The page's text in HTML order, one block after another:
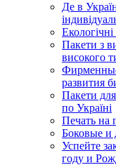
Де в
Пакети з
високого
развития
Пакети
по Україні
Печать на
Боковые и
Успейте
году и